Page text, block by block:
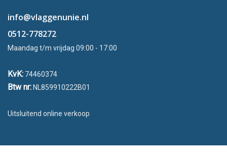
info@vlaggenunie.nl
0512-778272
Maandag t/m vrijdag 09:00 - 17:00
KvK: 74460374
Btw nr:NL859910222B01
Uitsluitend online verkoop